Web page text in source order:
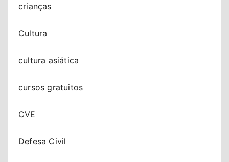
crianças
Cultura
cultura asiática
cursos gratuitos
CVE
Defesa Civil